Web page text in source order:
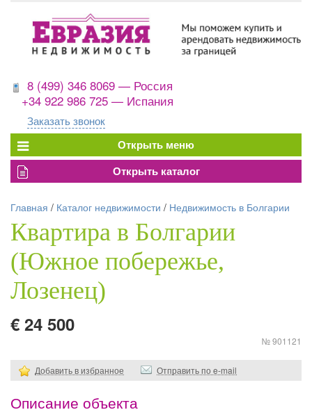
8 (499) 346 8069 — Россия
+34 922 986 725 — Испания
Заказать звонок
Главная / Каталог недвижимости / Недвижимость в Болгарии
Квартира в Болгарии
(Южное побережье,
Лозенец)
€ 24 500
№ 901121
Добавить в избранное Отправить по e-mail
Описание объекта